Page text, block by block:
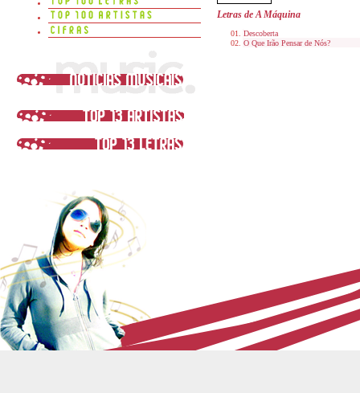
Letras de A Máquina
Descoberta
O Que Irão Pensar de Nós?